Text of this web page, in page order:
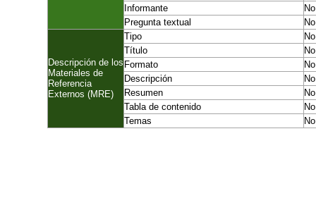
Informante
Pregunta textual
Descripción de los
Materiales de
Referencia
Externos (MRE)
Tipo
Título
Formato
Descripción
Resumen
Tabla de contenido
Temas